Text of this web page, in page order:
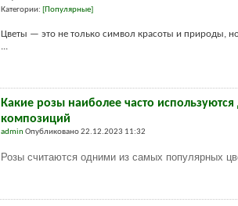
Категории: [Популярные]
Цветы — это не только символ красоты и природы,
Какие розы наиболее часто
композиций
adminОпубликовано 22.12.2023 11:32
Розы считаются одними из самых популярных